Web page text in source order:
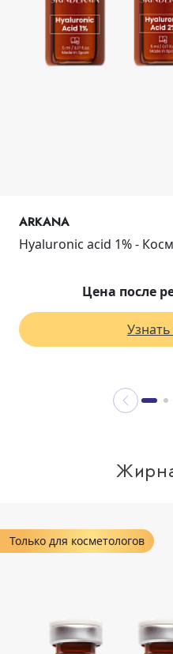
ARKANA
Hyaluronic acid 1% -
Цена после
Только для косметологов